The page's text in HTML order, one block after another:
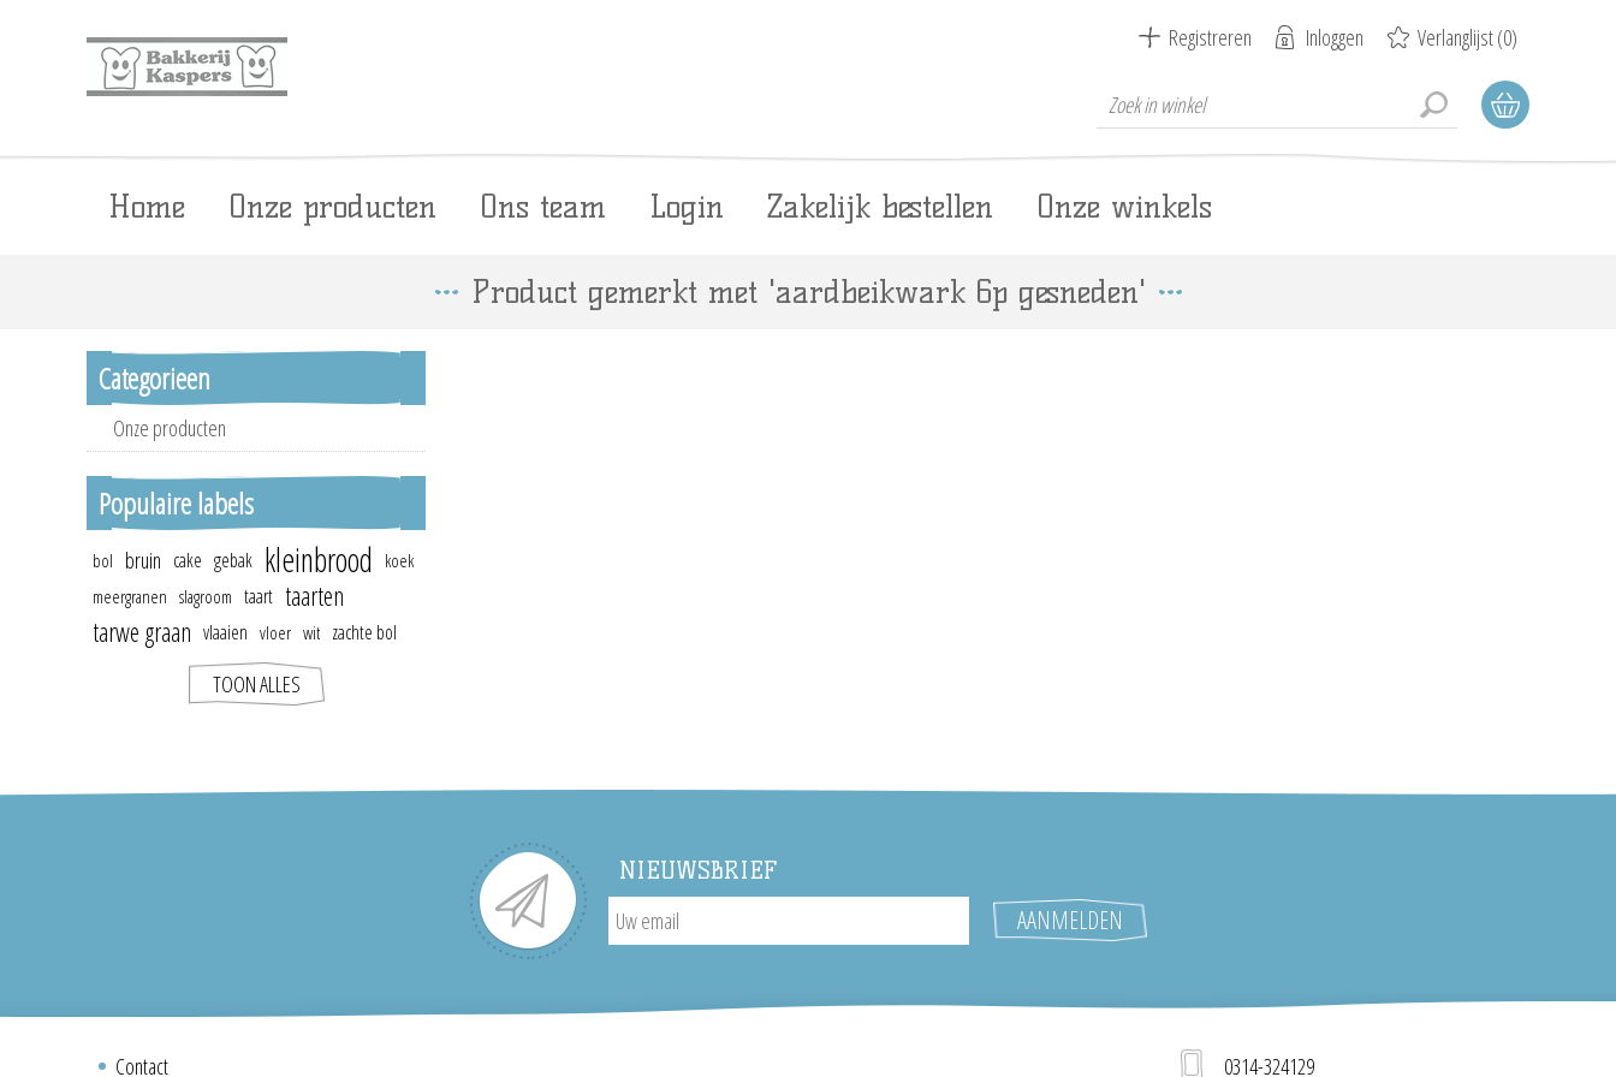
Registreren Inloggen Verlanglijst(0)
Home Onze producten Ons team Login Zakelijk bestellen Onze winkels
Product gemerkt met 'aardbeikwark 6p gesneden'
Categorieen
Onze producten
Populaire labels
bol bruin cake gebak kleinbrood
koek
meergranen slagroom taart taarten
tarwe graan vlaaien vloer wit zachte bol
TOON ALLES
NIEUWSBRIEF
Contact 0314-324129